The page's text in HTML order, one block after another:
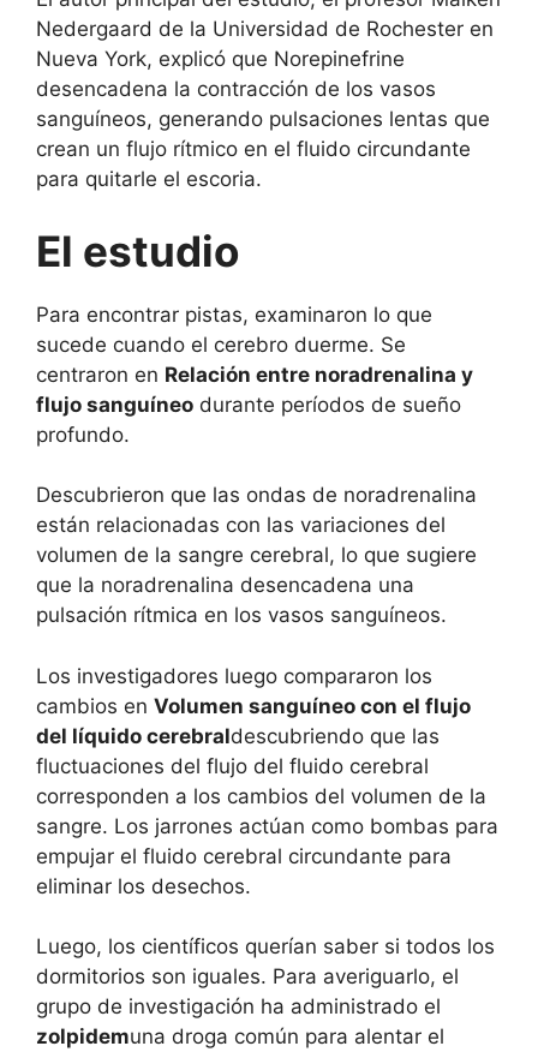
Nedergaard de la Universidad de Rochester en
Nueva York, explicó que Norepinefrine
desencadena la contracción de los vasos
sanguíneos, generando pulsaciones lentas que
crean un flujo rítmico en el fluido circundante
para quitarle el escoria.
El estudio
Para encontrar pistas, examinaron lo que
sucede cuando el cerebro duerme. Se
centraron en Relación entre noradrenalina y
flujo sanguíneo durante períodos de sueño
profundo.
Descubrieron que las ondas de noradrenalina
están relacionadas con las variaciones del
volumen de la sangre cerebral, lo que sugiere
que la noradrenalina desencadena una
pulsación rítmica en los vasos sanguíneos.
Los investigadores luego compararon los
cambios en Volumen sanguíneo con el flujo
del líquido cerebraldescubriendo que las
fluctuaciones del flujo del fluido cerebral
corresponden a los cambios del volumen de la
sangre. Los jarrones actúan como bombas para
empujar el fluido cerebral circundante para
eliminar los desechos.
Luego, los científicos querían saber si todos los
dormitorios son iguales. Para averiguarlo, el
grupo de investigación ha administrado el
zolpidemuna droga común para alentar el